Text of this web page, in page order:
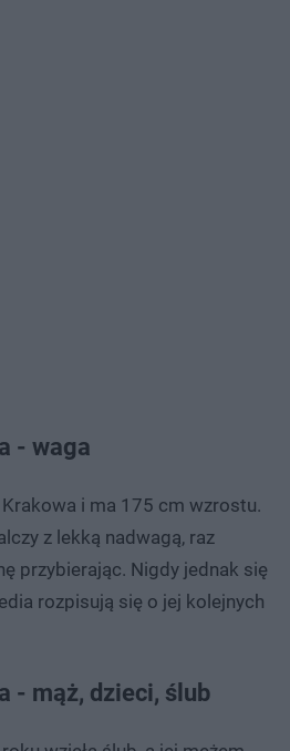
- waga
i ma 175 cm wzrostu.
z lekką nadwagą, raz
przybierając. Nigdy jednak się
rozpisują się o jej kolejnych
- mąż, dzieci, ślub